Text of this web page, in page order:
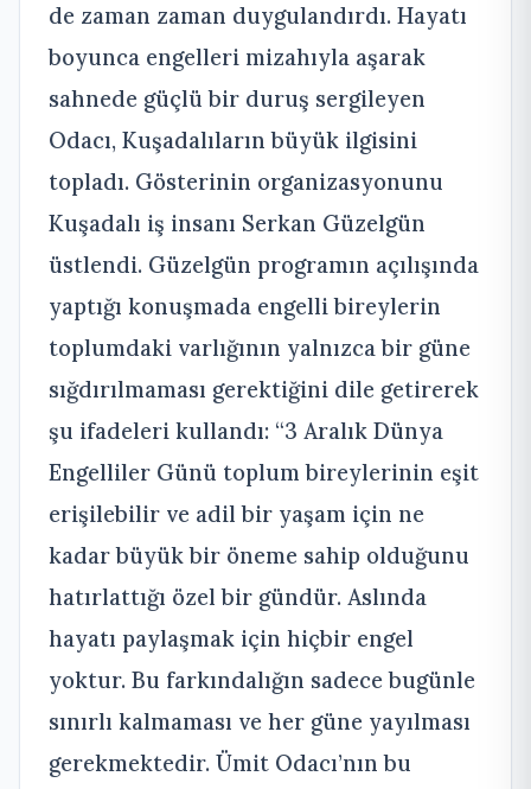
de zaman zaman duygulandırdı. Hayatı
boyunca engelleri mizahıyla aşarak
sahnede güçlü bir duruş sergileyen
Odacı, Kuşadalıların büyük ilgisini
topladı. Gösterinin organizasyonunu
Kuşadalı iş insanı Serkan Güzelgün
üstlendi. Güzelgün programın açılışında
yaptığı konuşmada engelli bireylerin
toplumdaki varlığının yalnızca bir güne
sığdırılmaması gerektiğini dile getirerek
şu ifadeleri kullandı: “3 Aralık Dünya
Engelliler Günü toplum bireylerinin eşit
erişilebilir ve adil bir yaşam için ne
kadar büyük bir öneme sahip olduğunu
hatırlattığı özel bir gündür. Aslında
hayatı paylaşmak için hiçbir engel
yoktur. Bu farkındalığın sadece bugünle
sınırlı kalmaması ve her güne yayılması
gerekmektedir. Ümit Odacı’nın bu